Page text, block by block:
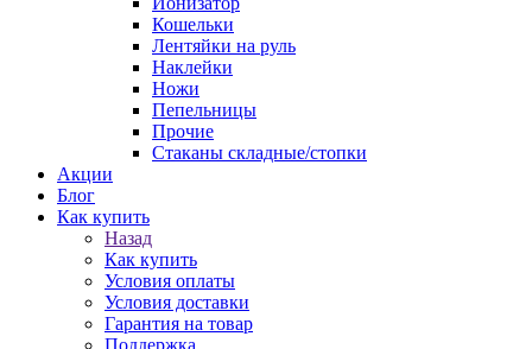
Кошельки
Лентяйки на руль
Наклейки
Ножи
Пепельницы
Прочие
Стаканы складные/стопки
Акции
Блог
Как купить
Назад
Как купить
Условия оплаты
Условия доставки
Гарантия на товар
Поддержка